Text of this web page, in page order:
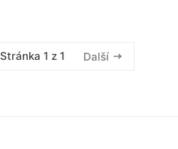
Stránka 1 z 1 Další